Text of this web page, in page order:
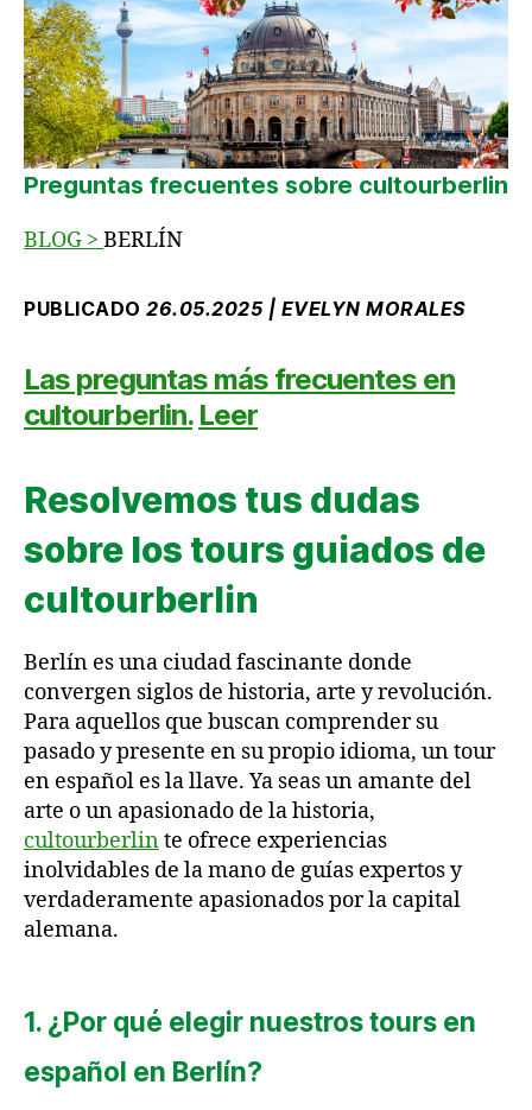
Preguntas frecuentes sobre cultourberlin
BLOG > BERLÍN
PUBLICADO 26.05.2025 | EVELYN MORALES
Las preguntas más frecuentes en
cultourberlin. Leer
Resolvemos tus dudas
sobre los tours guiados de
cultourberlin
Berlín es una ciudad fascinante donde
convergen siglos de historia, arte y revolución.
Para aquellos que buscan comprender su
pasado y presente en su propio idioma, un tour
en español es la llave. Ya seas un amante del
arte o un apasionado de la historia,
cultourberlinte ofrece experiencias
inolvidables de la mano de guías expertos y
verdaderamente apasionados por la capital
alemana.
1. ¿Por qué elegir nuestros tours en
español en Berlín?